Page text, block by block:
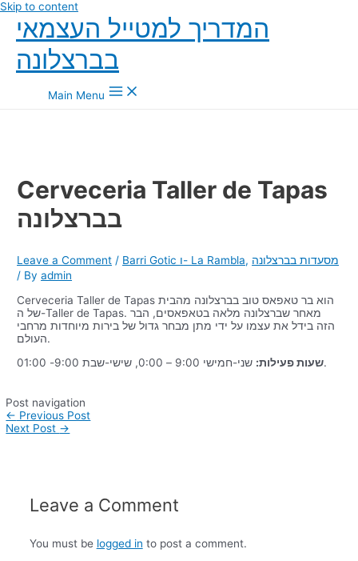
Skip to content
המדריך למטייל העצמאי
בברצלונה
Main Menu
Cerveceria Taller de Tapas
בברצלונה
Leave a Comment / Barri Gotic ו- La Rambla, מסעדות בברצלונה
/ Byadmin
Cerveceria Taller de Tapas הוא בר טאפאס טוב בברצלונה מהבית
של ה-Taller de Tapas. מאחר שברצלונה מלאה בטאפאסים, הבר
הזה בידל את עצמו על ידי מתן מבחר גדול של בירות מיוחדות מרחבי
העולם.
שעות פעילות:שני-חמישי 9:00 – 0:00, שישי-שבת 9:00- 01:00.
Post navigation
← Previous Post
Next Post →
Leave a Comment
You must be logged in to post a comment.